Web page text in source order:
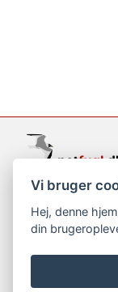
copyright ©
Vi bruger
Hej, denne
din